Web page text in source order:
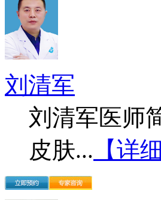
刘清军
刘清军医师
皮肤... 【详